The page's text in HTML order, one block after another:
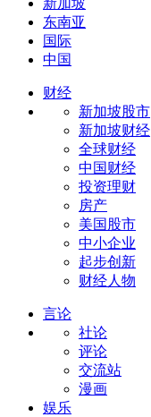
新加坡
东南亚
国际
中国
财经
新加坡股市
新加坡财经
全球财经
中国财经
投资理财
房产
美国股市
中小企业
起步创新
财经人物
言论
社论
评论
交流站
漫画
娱乐